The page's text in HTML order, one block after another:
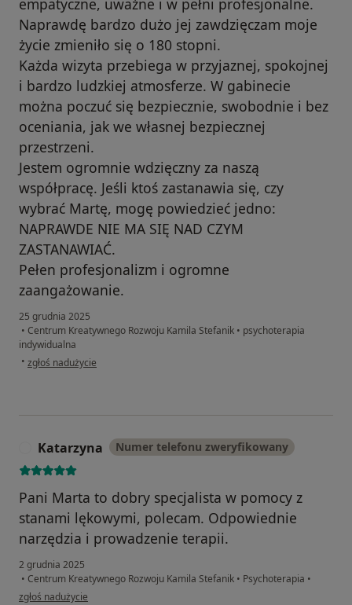
empatyczne, uważne i w pełni profesjonalne.
Naprawdę bardzo dużo jej zawdzięczam moje
życie zmieniło się o 180 stopni.
Każda wizyta przebiega w przyjaznej, spokojnej
i bardzo ludzkiej atmosferze. W gabinecie
można poczuć się bezpiecznie, swobodnie i bez
oceniania, jak we własnej bezpiecznej
przestrzeni.
Jestem ogromnie wdzięczny za naszą
współpracę. Jeśli ktoś zastanawia się, czy
wybrać Martę, mogę powiedzieć jedno:
NAPRAWDE NIE MA SIĘ NAD CZYM
ZASTANAWIAĆ.
Pełen profesjonalizm i ogromne
zaangażowanie.
25 grudnia 2025
• Centrum Kreatywnego Rozwoju Kamila Stefanik • psychoterapia
indywidualna
• w opinii użytkownika Patryk
zgłoś nadużycie
Katarzyna Numer telefonu zweryfikowany
Pani Marta to dobry specjalista w pomocy z
stanami lękowymi, polecam. Odpowiednie
narzędzia i prowadzenie terapii.
2 grudnia 2025
• Centrum Kreatywnego Rozwoju Kamila Stefanik • Psychoterapia •
w opinii użytkownika Katarzyna
zgłoś nadużycie